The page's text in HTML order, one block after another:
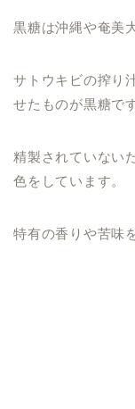
黒糖は沖縄や奄美
サトウキビの搾り
せたものが黒糖です
精製されていない
色をしています。
特有の香りや苦味